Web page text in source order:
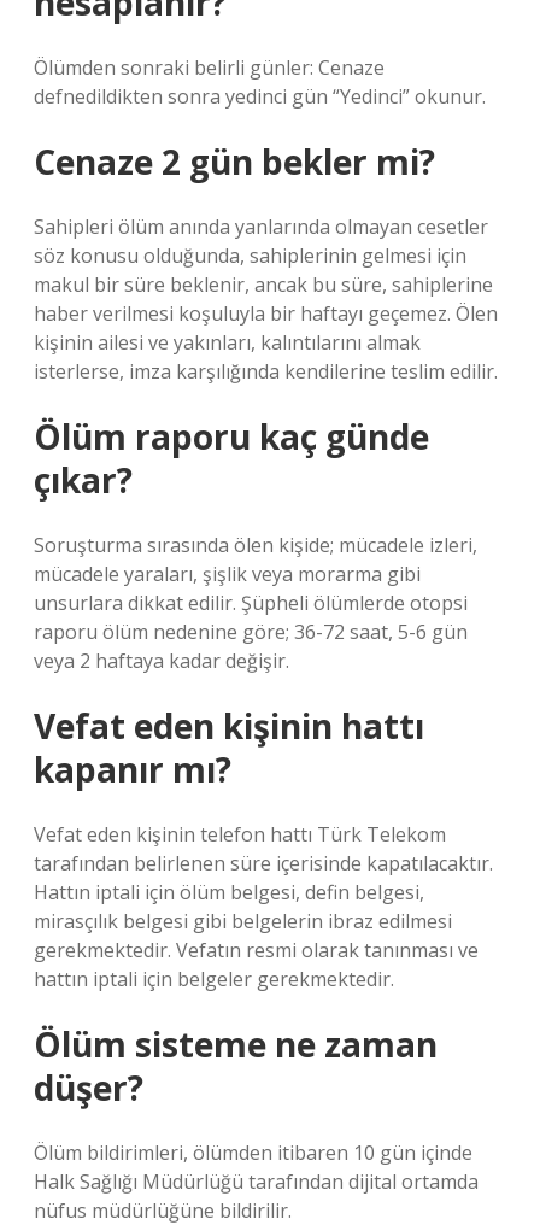
Ölümden sonraki belirli günler: Cenaze
defnedildikten sonra yedinci gün “Yedinci” okunur.
Cenaze 2 gün bekler mi?
Sahipleri ölüm anında yanlarında olmayan cesetler
söz konusu olduğunda, sahiplerinin gelmesi için
makul bir süre beklenir, ancak bu süre, sahiplerine
haber verilmesi koşuluyla bir haftayı geçemez. Ölen
kişinin ailesi ve yakınları, kalıntılarını almak
isterlerse, imza karşılığında kendilerine teslim edilir.
Ölüm raporu kaç günde
çıkar?
Soruşturma sırasında ölen kişide; mücadele izleri,
mücadele yaraları, şişlik veya morarma gibi
unsurlara dikkat edilir. Şüpheli ölümlerde otopsi
raporu ölüm nedenine göre; 36-72 saat, 5-6 gün
veya 2 haftaya kadar değişir.
Vefat eden kişinin hattı
kapanır mı?
Vefat eden kişinin telefon hattı Türk Telekom
tarafından belirlenen süre içerisinde kapatılacaktır.
Hattın iptali için ölüm belgesi, defin belgesi,
mirasçılık belgesi gibi belgelerin ibraz edilmesi
gerekmektedir. Vefatın resmi olarak tanınması ve
hattın iptali için belgeler gerekmektedir.
Ölüm sisteme ne zaman
düşer?
Ölüm bildirimleri, ölümden itibaren 10 gün içinde
Halk Sağlığı Müdürlüğü tarafından dijital ortamda
nüfus müdürlüğüne bildirilir.